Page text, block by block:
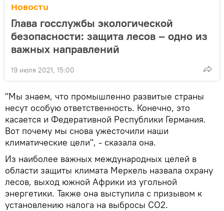
Новости
Глава госслужбы экологической
безопасности: защита лесов – одно из
важных направлений
19 июля 2021, 15:00
"Мы знаем, что промышленно развитые страны
несут особую ответственность. Конечно, это
касается и Федеративной Республики Германия.
Вот почему мы снова ужесточили наши
климатические цели", - сказала она.
Из наиболее важных международных целей в
области защиты климата Меркель назвала охрану
лесов, выход южной Африки из угольной
энергетики. Также она выступила с призывом к
установлению налога на выбросы СО2.